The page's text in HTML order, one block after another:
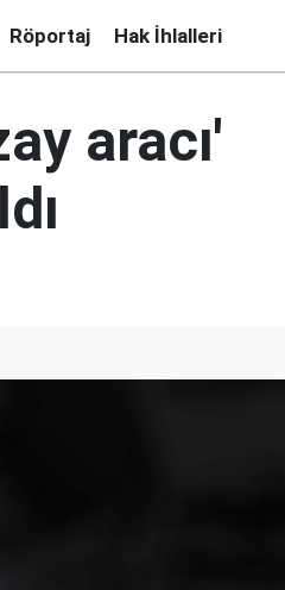
Röportaj Hak İhlalleri
aracı'